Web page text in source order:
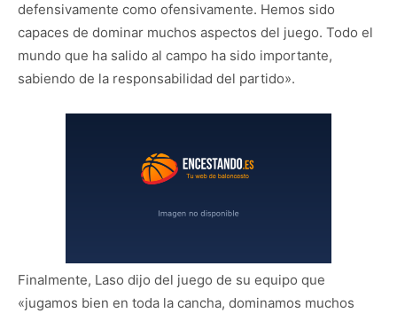
defensivamente como ofensivamente. Hemos sido
capaces de dominar muchos aspectos del juego. Todo el
mundo que ha salido al campo ha sido importante,
sabiendo de la responsabilidad del partido».
Finalmente, Laso dijo del juego de su equipo que
«jugamos bien en toda la cancha, dominamos muchos